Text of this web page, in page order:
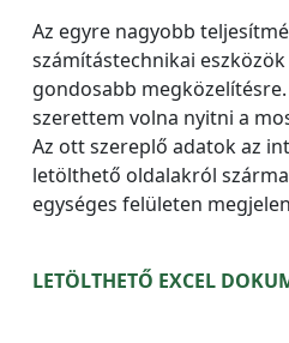
Az egyre nagyobb
számítástechnikai
gondosabb
szerettem volna nyitni a
Az ott szereplő adatok az
letölthető oldalakról
egységes felületen
LETÖLTHETŐ EXCEL